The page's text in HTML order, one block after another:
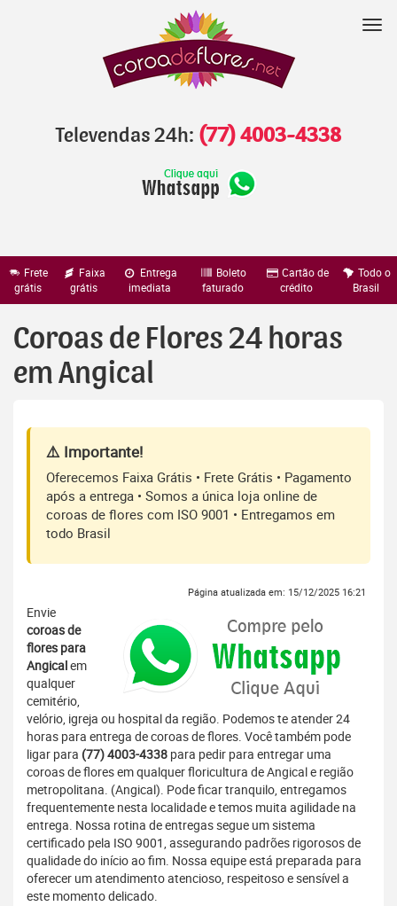
Televendas 24h: (77) 4003-4338
Frete
grátis
Faixa
grátis
Entrega
imediata
Boleto
faturado
Cartão de
crédito
Todo o
Brasil
Coroas de Flores 24 horas
em Angical
⚠️ Importante!
Oferecemos Faixa Grátis • Frete Grátis • Pagamento
após a entrega • Somos a única loja online de
coroas de flores com ISO 9001 • Entregamos em
todo Brasil
Página atualizada em: 15/12/2025 16:21
Envie
coroas de
flores para
Angicalem
qualquer
cemitério,
velório, igreja ou hospital da região. Podemos te atender 24
horas para entrega de coroas de flores. Você também pode
ligar para (77) 4003-4338 para pedir para entregar uma
coroas de flores em qualquer floricultura de Angical e região
metropolitana. (Angical). Pode ficar tranquilo, entregamos
frequentemente nesta localidade e temos muita agilidade na
entrega. Nossa rotina de entregas segue um sistema
certificado pela ISO 9001, assegurando padrões rigorosos de
qualidade do início ao fim. Nossa equipe está preparada para
oferecer um atendimento atencioso, respeitoso e sensível a
este momento delicado.